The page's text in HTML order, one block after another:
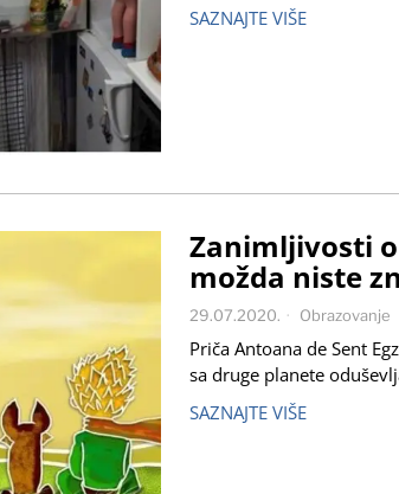
SAZNAJTE VIŠE
Zanimljivosti
možda niste
29.07.2020. Obrazovanje
Priča Antoana de Sent
sa druge planete
SAZNAJTE VIŠE